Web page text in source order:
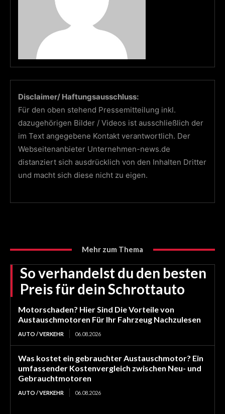
Disclaimer/ Haftungsausschluss:
Für den oben stehend Pressemitteilung inkl.
dazugehörigen Bilder / Videos ist ausschließlich der
im Text angegebene Kontakt verantwortlich. Der
Webseitenanbieter Unternehmen-news.de
distanziert sich ausdrücklich von den Inhalten Dritter
und macht sich diese nicht zu eigen.
Mehr zum Thema
So verhandelst du den besten
Preis für dein Schrottauto
Motorschaden? Hier Sind Die Vorteile von
Austauschmotoren Für Ihr Fahrzeug Nachzulesen
AUTO / VERKEHR 06.08.2026
Was kostet ein gebrauchter Austauschmotor? Ein
umfassender Kostenvergleich zwischen Neu- und
Gebrauchtmotoren
AUTO / VERKEHR 06.08.2026